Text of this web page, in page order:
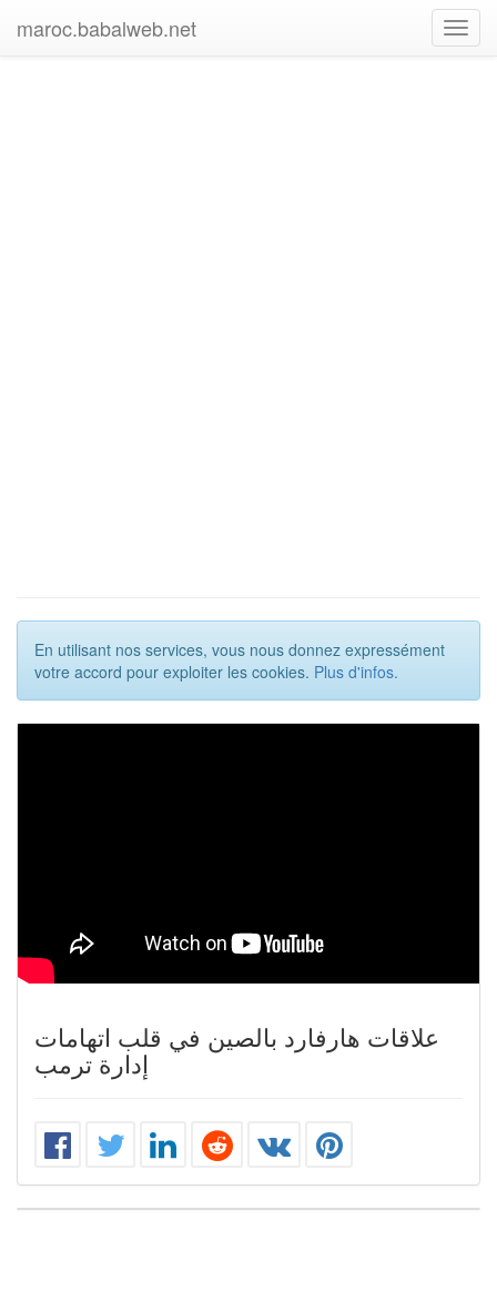
maroc.babalweb.net
En utilisant nos services, vous nous donnez expressément
votre accord pour exploiter les cookies. Plus d'infos.
علاقات هارفارد بالصين في قلب اتهامات
إدارة ترمب